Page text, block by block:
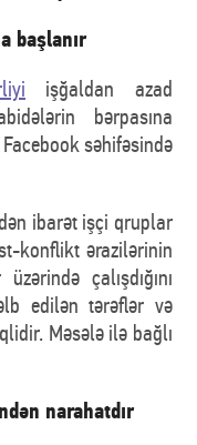
başlanır
işğaldan azad
bərpasına
səhifəsində
ibarət işçi qruplar
konflikt ərazilərinin
çalışdığını
edilən tərəflər və
Məsələ ilə bağlı
narahatdır